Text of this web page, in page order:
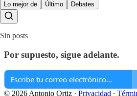
Lo mejor de Último Debates
Sin posts
Por supuesto, sigue adelante.
© 2026 Antonio Ortiz · Privacidad ∙